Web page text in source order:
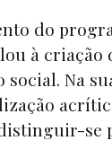
do
à
social. Na
se